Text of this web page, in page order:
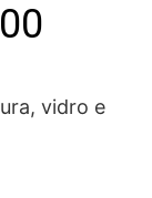
vidro e